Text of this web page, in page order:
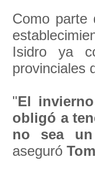
Como parte
Isidro ya
provinciales
"El
obligó a
no sea
aseguró